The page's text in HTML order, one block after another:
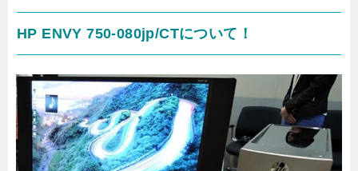
HP ENVY 750-080jp/CTについて！